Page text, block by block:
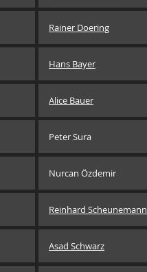
Rainer Doering
Hans Bayer
Alice Bauer
Peter Sura
Nurcan Özdemir
Reinhard Scheunemann
Asad Schwarz